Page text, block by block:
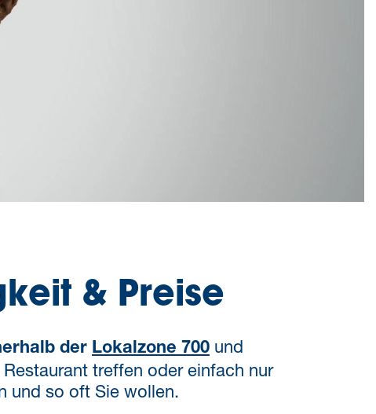
& Preise
der Lokalzone 700 und
treffen oder einfach nur
und so oft Sie wollen.